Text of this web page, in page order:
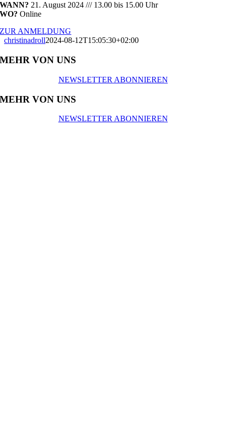
WANN? 21. August 2024 /// 13.00 bis 15.00 Uhr
WO?Online
ZUR ANMELDUNG
christinadroll2024-08-12T15:05:30+02:00
MEHR VON UNS
NEWSLETTER ABONNIEREN
MEHR VON UNS
NEWSLETTER ABONNIEREN